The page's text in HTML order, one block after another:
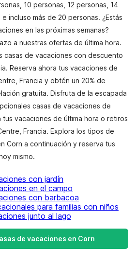
10 personas, 12 personas, 14
incluso más de 20 personas. ¿Estás
en las próximas semanas?
a nuestras ofertas de última hora.
casas de vacaciones con descuento
Reserva ahora tus vacaciones de
Francia y obtén un 20% de
gratuita. Disfruta de la escapada
casas de vacaciones de
vacaciones de última hora o retiros
Francia. Explora los tipos de
Corn a continuación y reserva tus
mismo.
con jardín
en el campo
con barbacoa
para familias con niños
junto al lago
de vacaciones en Corn